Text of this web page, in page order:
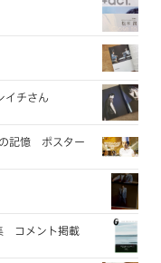
チさん
記憶 ポスタービジュアル
コメント掲載